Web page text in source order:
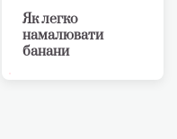
Як легко
намалювати
банани